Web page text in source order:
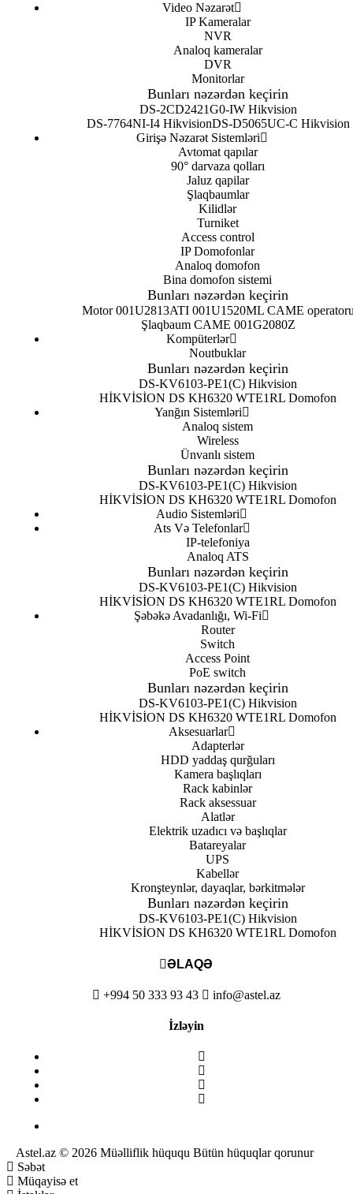
Video Nəzarət
IP Kameralar
NVR
Analoq kameralar
DVR
Monitorlar
Bunları nəzərdən keçirin
DS-2CD2421G0-IW Hikvision
DS-7764NI-I4 HikvisionDS-D5065UC-C Hikvision
Girişə Nəzarət Sistemləri
Avtomat qapılar
90° darvaza qolları
Jaluz qapilar
Şlaqbaumlar
Kilidlər
Turniket
Access control
IP Domofonlar
Analoq domofon
Bina domofon sistemi
Bunları nəzərdən keçirin
Motor 001U2813ATI 001U1520ML CAME
Şlaqbaum CAME 001G2080Z
Kompüterlər
Noutbuklar
Bunları nəzərdən keçirin
DS-KV6103-PE1(C) Hikvision
HİKVİSİON DS KH6320 WTE1RL Domofon
Yanğın Sistemləri
Analoq sistem
Wireless
Ünvanlı sistem
Bunları nəzərdən keçirin
DS-KV6103-PE1(C) Hikvision
HİKVİSİON DS KH6320 WTE1RL Domofon
Audio Sistemləri
Ats Və Telefonlar
IP-telefoniya
Analoq ATS
Bunları nəzərdən keçirin
DS-KV6103-PE1(C) Hikvision
HİKVİSİON DS KH6320 WTE1RL Domofon
Şəbəkə Avadanlığı, Wi-Fi
Router
Switch
Access Point
PoE switch
Bunları nəzərdən keçirin
DS-KV6103-PE1(C) Hikvision
HİKVİSİON DS KH6320 WTE1RL Domofon
Aksesuarlar
Adapterlər
HDD yaddaş qurğuları
Kamera başlıqları
Rack kabinlər
Rack aksessuar
Alatlər
Elektrik uzadıcı və başlıqlar
Batareyalar
UPS
Kabellər
Kronşteynlər, dayaqlar, bərkitmələr
Bunları nəzərdən keçirin
DS-KV6103-PE1(C) Hikvision
HİKVİSİON DS KH6320 WTE1RL Domofon
ƏLAQƏ
+994 50 333 93 43 info@astel.az
İzləyin
Astel.az © 2026 Müəlliflik hüququ Bütün hüquqlar qorunur
Səbət
Müqayisə et